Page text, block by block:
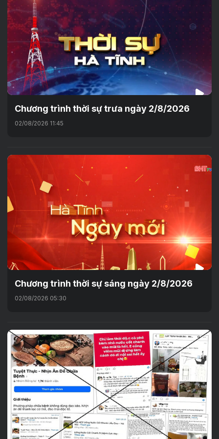
Chương trình thời sự trưa ngày 2/8/2026
02/08/2026 11:45
Chương trình thời sự sáng ngày 2/8/2026
02/08/2026 05:30